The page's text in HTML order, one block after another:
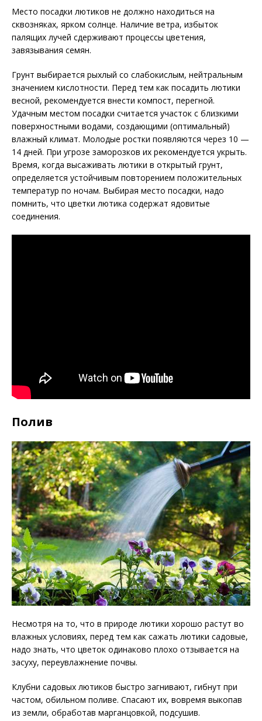
Место посадки лютиков не должно находиться на
сквозняках, ярком солнце. Наличие ветра, избыток
палящих лучей сдерживают процессы цветения,
завязывания семян.
Грунт выбирается рыхлый со слабокислым, нейтральным
значением кислотности. Перед тем как посадить лютики
весной, рекомендуется внести компост, перегной.
Удачным местом посадки считается участок с близкими
поверхностными водами, создающими (оптимальный)
влажный климат. Молодые ростки появляются через 10 —
14 дней. При угрозе заморозков их рекомендуется укрыть.
Время, когда высаживать лютики в открытый грунт,
определяется устойчивым повторением положительных
температур по ночам. Выбирая место посадки, надо
помнить, что цветки лютика содержат ядовитые
соединения.
Полив
Несмотря на то, что в природе лютики хорошо растут во
влажных условиях, перед тем как сажать лютики садовые,
надо знать, что цветок одинаково плохо отзывается на
засуху, переувлажнение почвы.
Клубни садовых лютиков быстро загнивают, гибнут при
частом, обильном поливе. Спасают их, вовремя выкопав
из земли, обработав марганцовкой, подсушив.